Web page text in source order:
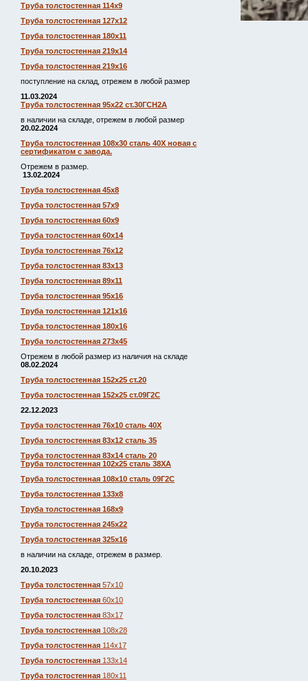
Труба толстостенная 114х9
Труба толстостенная 127х12
Труба толстостенная 180х11
Труба толстостенная 219х14
Труба толстостенная 219х16
поступление на склад, отрежем в любой размер
11.03.2024
Труба толстостенная 95х22 ст.30ГСН2А
в наличии на складе, отрежем в любой размер
20.02.2024
Труба толстостенная 108х30 сталь 40Х новая с
сертификатом с завода.
Отрежем в размер.
13.02.2024
Труба толстостенная 45х8
Труба толстостенная 57х9
Труба толстостенная 60х9
Труба толстостенная 60х14
Труба толстостенная 76х12
Труба толстостенная 83х13
Труба толстостенная 89х11
Труба толстостенная 95х16
Труба толстостенная 121х16
Труба толстостенная 180х16
Труба толстостенная 273х45
Отрежем в любой размер из наличия на складе
08.02.2024
Труба толстостенная 152х25 ст.20
Труба толстостенная 152х25 ст.09Г2С
22.12.2023
Труба толстостенная 76х10 сталь 40Х
Труба толстостенная 83х12 сталь 35
Труба толстостенная 83х14 сталь 20
Труба толстостенная 102х25 сталь 38ХА
Труба толстостенная 108х10 сталь 09Г2С
Труба толстостенная 133х8
Труба толстостенная 168х9
Труба толстостенная 245х22
Труба толстостенная 325х16
в наличии на складе, отрежем в размер.
20.10.2023
Труба толстостенная 57х10
Труба толстостенная 60х10
Труба толстостенная 83х17
Труба толстостенная 108х28
Труба толстостенная 114х17
Труба толстостенная 133х14
Труба толстостенная 180х11